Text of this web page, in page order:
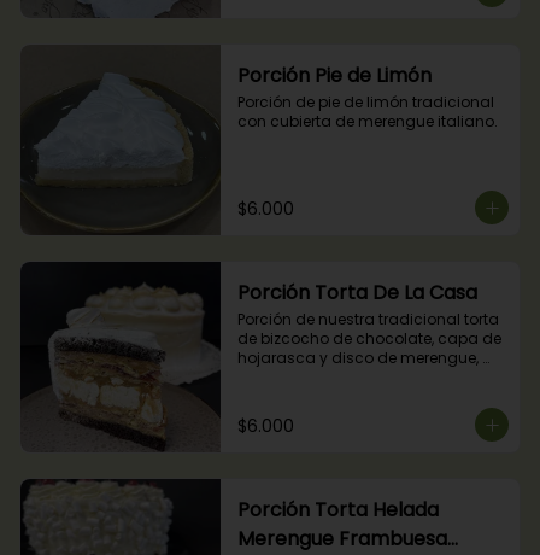
Porción Pie de Limón
Porción de pie de limón tradicional
con cubierta de merengue italiano.
$6.000
Porción Torta De La Casa
Porción de nuestra tradicional torta
de bizcocho de chocolate, capa de
hojarasca y disco de merengue,
$6.000
Porción Torta Helada
Merengue Frambuesa